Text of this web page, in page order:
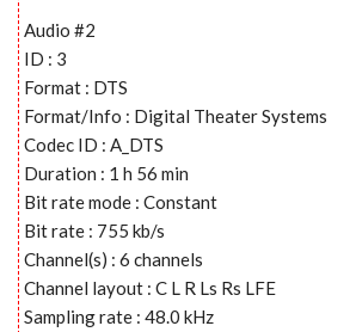
Audio #2
ID : 3
Format : DTS
Format/Info : Digital Theater Systems
Codec ID : A_DTS
Duration : 1 h 56 min
Bit rate mode : Constant
Bit rate : 755 kb/s
Channel(s) : 6 channels
Channel layout : C L R Ls Rs LFE
Sampling rate : 48.0 kHz